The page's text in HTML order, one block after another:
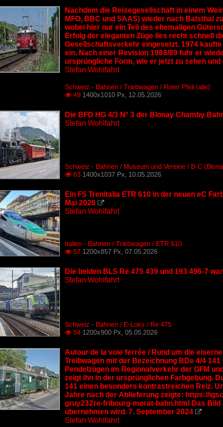
Nachdem die Reisegesellschaft in einem
MFO, BBC und SAAS) wieder nach Balsthal
wobei hier nur ein Teil des ehemaligen
Erfolg der eleganten Züge lies recht schnell
Gesellschaftsverkehr eingesetzt. 1974 kaufte
ein. Nach einer Revision 1988/89 fuhr er
ursprüngliche Form, wie er jetzt zu sehen
Stefan Wohlfahrt
Schweiz - Bahnen / Triebwagen / Roter Pfeil (alle)
 49 1400x1010 Px, 12.05.2026
Die BFD HG 4/3 N° 3 der Blonay Chamby
Stefan Wohlfahrt
Schweiz - Bahnen / Museum und Vereine / B-C
 63 1400x1037 Px, 10.05.2026
Ein FS Trenitalia ETR 610 in der neuen eC
Mai 2026 
Stefan Wohlfahrt
Italien - Bahnen / Triebwagen / ETR 610
 57 1200x857 Px, 07.05.2026
Die beiden BLS Re 475 439 und 193 496-7
Stefan Wohlfahrt
Schweiz - Bahnen / E-Loks / Re 475
 54 1200x900 Px, 05.05.2026
Autour de la voie ferrée / Rund um die
Treibwagen mit der Bezeichnung BDe 4/4
Pendelzügen im Regionalverkehr der GFM
zeigt ihn in der ursprünglichen Farbgebung.
141 einen besonders kontrastreichen Reiz.
Jahre nach der Ablieferung zeigte: https://
gruy232re-fribourg-morat-bahn.html Das Bild
übernehmen wird. 7. September 2024 
Stefan Wohlfahrt